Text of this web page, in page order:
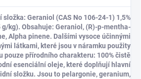
složka: Geraniol (CAS No 106-24-1) 1,5%
g/kg). Obsahuje: Geraniol, (R)-p-mentha-
Alpha pinene. Dalšími vysoce účinnými
látkami, které jsou v náramku použity
pouze přírodního charakteru: 100% čistě
esenciální oleje, které doplňují hlavní
složku. Jsou to pelargonie, geranium,